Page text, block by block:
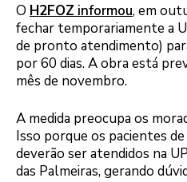
O H2FOZ informou, em
fechar temporariamente a
de pronto atendimento)
por 60 dias. A obra está
mês de novembro.
A medida preocupa os
Isso porque os pacientes
deverão ser atendidos na
das Palmeiras, gerando